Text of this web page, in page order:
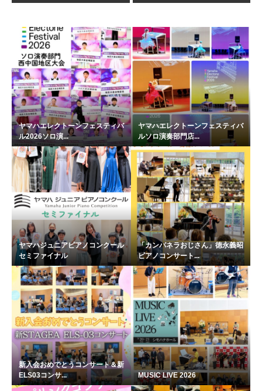
ヤマハエレクトーンフェスティバ
ル2026ソロ演...
ヤマハエレクトーンフェスティバ
ルソロ演奏部門店...
ヤマハジュニアピアノコンクール
セミファイナル
「カンパネラおじさん」徳永義昭
ピアノコンサート...
新入会おめでとうコンサート＆新
ELS03コンサ...
MUSIC LIVE 2026